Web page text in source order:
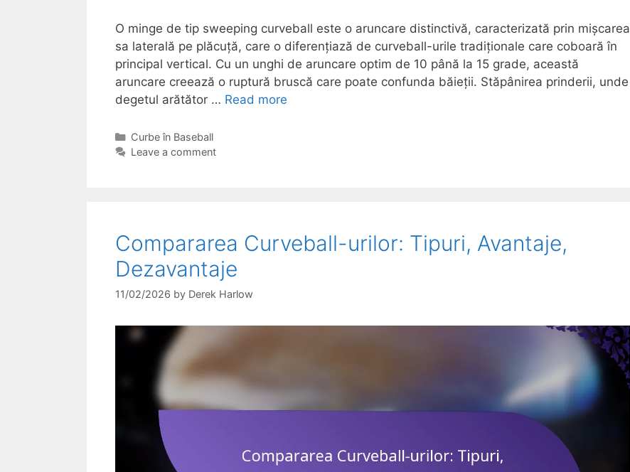
O minge de tip sweeping curveball este o aruncare distinctivă, caracterizată prin mișcarea
sa laterală pe plăcuță, care o diferențiază de curveball-urile tradiționale care coboară în
principal vertical. Cu un unghi de aruncare optim de 10 până la 15 grade, această
aruncare creează o ruptură bruscă care poate confunda băieții. Stăpânirea prinderii, unde
degetul arătător … Read more
Categories
Curbe în Baseball
Leave a comment
Compararea Curveball-urilor: Tipuri, Avantaje,
Dezavantaje
11/02/2026 by Derek Harlow